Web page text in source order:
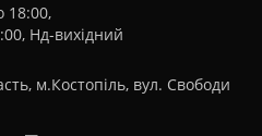
18:00,
Нд-вихідний
м.Костопіль, вул. Свободи